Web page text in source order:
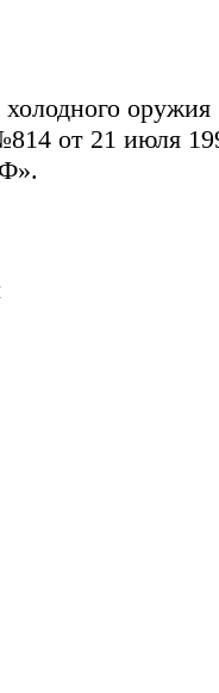
холодного
от 21 июля